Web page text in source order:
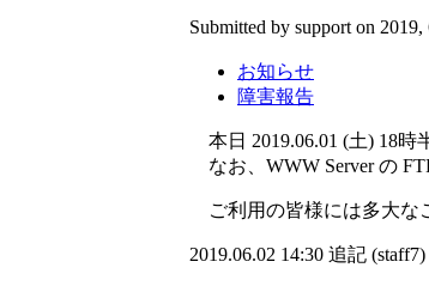
Submitted by support on
お知らせ
障害報告
本日 2019.06.01 (土) 18時
なお、WWW Server の
ご利用の皆様には多大な
2019.06.02 14:30 追記 (staff7)